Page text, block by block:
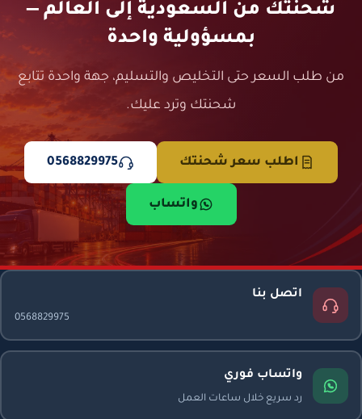
شحنتك من السعودية إلى العالم —
بمسؤولية واحدة
من طلب السعر حتى التخليص والتسليم، جهة واحدة تتابع
شحنتك وترد عليك.
اطلب سعر شحنتك 0568829975
واتساب
اتصل بنا
0568829975
واتساب فوري
رد سريع خلال ساعات العمل